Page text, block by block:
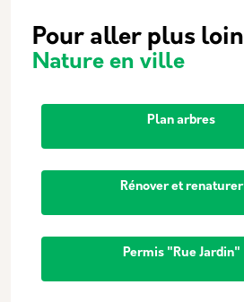
Pour aller plus loin
Nature en ville
Plan arbres
Rénover et renaturer
Permis "Rue Jardin"